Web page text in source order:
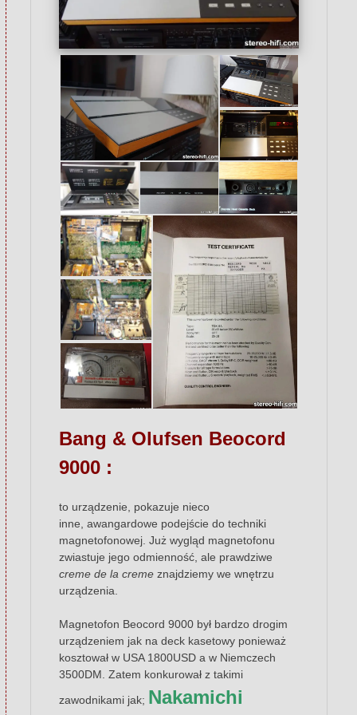
Bang & Olufsen Beocord
9000 :
to urządzenie, pokazuje nieco
inne, awangardowe podejście do techniki
magnetofonowej. Już wygląd magnetofonu
zwiastuje jego odmienność, ale prawdziwe
creme de la creme znajdziemy we wnętrzu
urządzenia.
Magnetofon Beocord 9000 był bardzo drogim
urządzeniem jak na deck kasetowy ponieważ
kosztował w USA 1800USD a w Niemczech
3500DM. Zatem konkurował z takimi
zawodnikami jak; Nakamichi